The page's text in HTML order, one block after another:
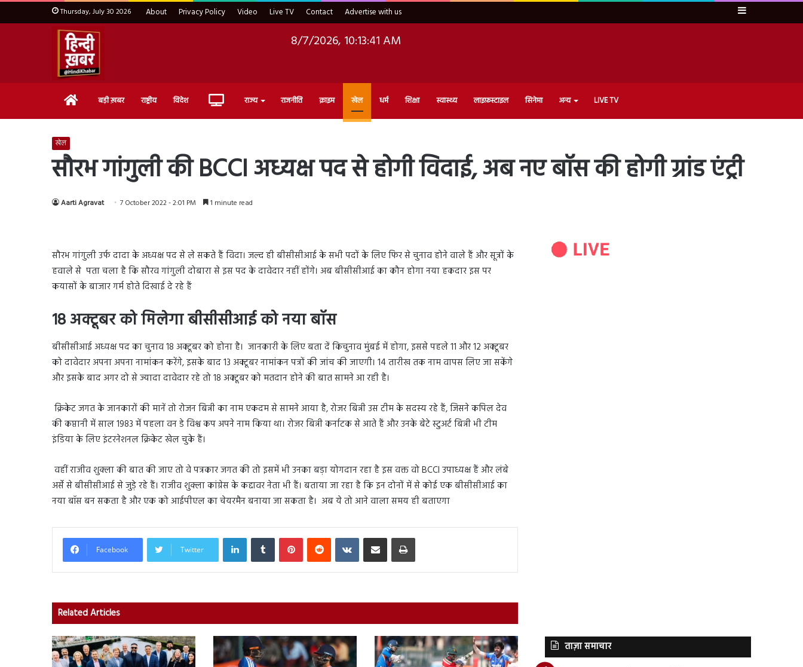
Thursday, July 30 2026 About Privacy Policy Video Live TV Contact Advertise with us Sidebar
8/7/2026, 10:13:42 AM
Home बड़ी ख़बर राष्ट्रीय विदेश Live राज्य राजनीति क्राइम खेल धर्म शिक्षा स्वास्थ्य लाइफ़स्टाइल सिनेमा अन्य LIVE TV
खेल
सौरभ गांगुली की BCCI अध्यक्ष पद से होगी विदाई, अब नए बॉस की होगी ग्रांड एंट्री
Aarti Agravat 7 October 2022 - 2:01 PM 1 minute read
सौरभ गांगुली उर्फ दादा के अध्यक्ष पद से ले सकते हैं विदा। जल्द ही बीसीसीआई के सभी पदों के लिए फिर से चुनाव होने वाले हैं और सूत्रों के
हवाले से पता चला है कि सौरव गांगुली दोबारा से इस पद के दावेदार नहीं होंगे। अब बीसीसीआई का कौन होगा नया हकदार इस पर
कयासों के बाजार गर्म होते दिखाई दे रहे हैं
18 अक्टूबर को मिलेगा बीसीसीआई को नया बॉस
बीसीसीआई अध्यक्ष पद का चुनाव 18 अक्टूबर को होना है। जानकारी के लिए बता दें किचुनाव मुंबई में होगा, इससे पहले 11 और 12 अक्टूबर
को दावेदार अपना अपना नामांकन करेंगे, इसके बाद 13 अक्टूबर नामांकन पत्रों की जांच की जाएगी। 14 तारीख तक नाम वापस लिए जा सकेंगे
और इसके बाद अगर दो से ज्यादा दावेदार रहे तो 18 अक्टूबर को मतदान होने की बात सामने आ रही है।
क्रिकेट जगत के जानकारों की मानें तो रोजन बिन्नी का नाम एकदम से सामने आया है, रोजर बिन्नी उस टीम के सदस्य रहे हैं, जिसने कपिल देव
की कप्तानी में साल 1983 में पहला वन डे विश्व कप अपने नाम किया था। रोजर बिन्नी कर्नाटक से आते हैं और उनके बेटे स्टुअर्ट बिन्नी भी टीम
इंडिया के लिए इंटरनेशनल क्रिकेट खेल चुके हैं।
वहीं राजीव शुक्ला की बात की जाए तो वे पत्रकार जगत की तो इसमें भी उनका बड़ा योगदान रहा है इस वक्त वो BCCI उपाध्यक्ष हैं और लंबे
अर्से से बीसीसीआई से जुड़े रहे हैं। राजीव शुक्ला कांग्रेस के कद्दावर नेता भी हैं। बताया जा रहा है कि इन दोनों में से कोई एक बीसीसीआई का
नया बॉस बन सकता है और एक को आईपीएल का चेयरमैन बनाया जा सकता है। अब ये तो आने वाला समय ही बताएगा
Facebook Twitter
LinkedInTumblr PinterestReddit VKontakteShare via Email Print
Related Articles
ताज़ा समाचार